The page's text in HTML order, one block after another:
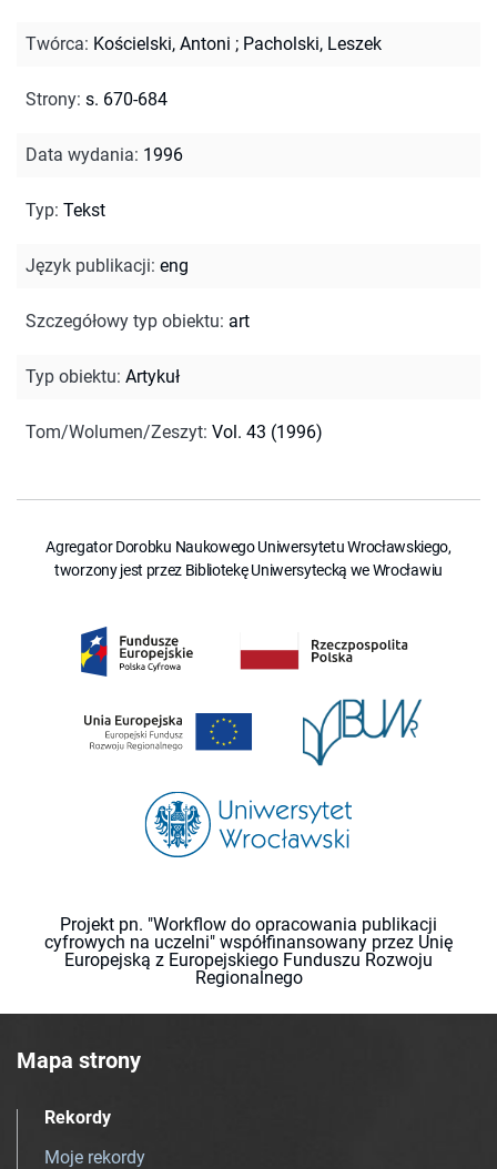
Twórca: Kościelski, Antoni ; Pacholski, Leszek
Strony: s. 670-684
Data wydania: 1996
Typ: Tekst
Język publikacji: eng
Szczegółowy typ obiektu: art
Typ obiektu: Artykuł
Tom/Wolumen/Zeszyt: Vol. 43 (1996)
Agregator Dorobku Naukowego Uniwersytetu Wrocławskiego,
tworzony jest przez Bibliotekę Uniwersytecką we Wrocławiu
Projekt pn. "Workflow do opracowania publikacji
cyfrowych na uczelni" współfinansowany przez Unię
Europejską z Europejskiego Funduszu Rozwoju
Regionalnego
Mapa strony
Rekordy
Moje rekordy